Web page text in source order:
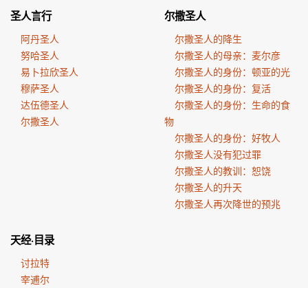
圣人言行
阿丹圣人
努哈圣人
易卜拉欣圣人
穆萨圣人
达伍德圣人
尔撒圣人
尔撒圣人
尔撒圣人的降生
尔撒圣人的母亲：麦尔彦
尔撒圣人的身份：顿亚的光
尔撒圣人的身份：复活
尔撒圣人的身份：生命的食
物
尔撒圣人的身份：好牧人
尔撒圣人没有犯过罪
尔撒圣人的教训：恕饶
尔撒圣人的升天
尔撒圣人再次降世的预兆
天经·目录
讨拉特
宰逋尔